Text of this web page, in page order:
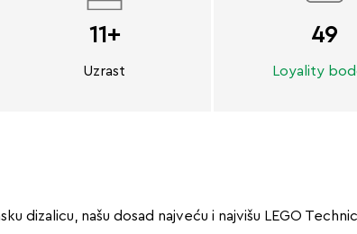
11+
Uzrast
49
Loyality
dizalicu, našu dosad najveću i najvišu LEGO